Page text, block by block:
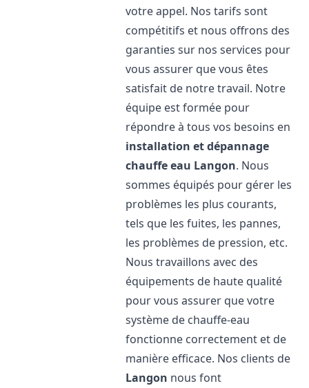
votre appel. Nos tarifs sont
compétitifs et nous offrons des
garanties sur nos services pour
vous assurer que vous êtes
satisfait de notre travail. Notre
équipe est formée pour
répondre à tous vos besoins en
installation et dépannage
chauffe eau Langon. Nous
sommes équipés pour gérer les
problèmes les plus courants,
tels que les fuites, les pannes,
les problèmes de pression, etc.
Nous travaillons avec des
équipements de haute qualité
pour vous assurer que votre
système de chauffe-eau
fonctionne correctement et de
manière efficace. Nos clients de
Langon nous font